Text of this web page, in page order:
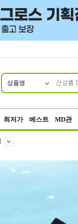
상품명
최저가 베스트 MD관